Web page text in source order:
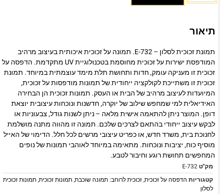
תיאור
תמונת זכוכית לסלון – E-732. תמונה על זכוכית איכותית בעיצוב מרהיב
המודפסת ישירות על זכוכית מחוסמת בטכנולוגיית UV מתקדמת. הדפסה על
זכוכית זו מעניקה עומק, חדות ותחושת תלת מימד עוצמתית במיוחד. תמונת
זכוכית זו משתייכת לקולקציה ייחודית של תמונות מודפסות על זכוכית,
המיועדות לעיצוב מרהיב של הבית או העסק. תמונות זכוכית הן הבחירה
האידיאלית למי שמחפש שילוב של יוקרה, חדשנות ונוכחות עיצובית יוצאת
דופן. המוצר ניתן להתאמה אישית מלאה – ניתן לשנות גודל, צבעוניות או
לבקש עיצוב ייחודי בהתאם לצרכים שלכם. תמונה זו מהווה מתנה מושלמת
לחנוכת בית, משרד חדש, או כפריט עיצובי מרשים לכל חלל. הדימוי של האייל
מוסיף כוח, יציבות ונוכחות. מתאימה במיוחד לאוהבי תמונות של נופים
המחפשים תחושת רוגע וחיבור לטבע.
מק"טE-732
קטגוריות הדפסה על זכוכית,זכוכית לרוחב: תמונה שוכבת,תמונות זכוכית,תמונות זכוכית
לסלון